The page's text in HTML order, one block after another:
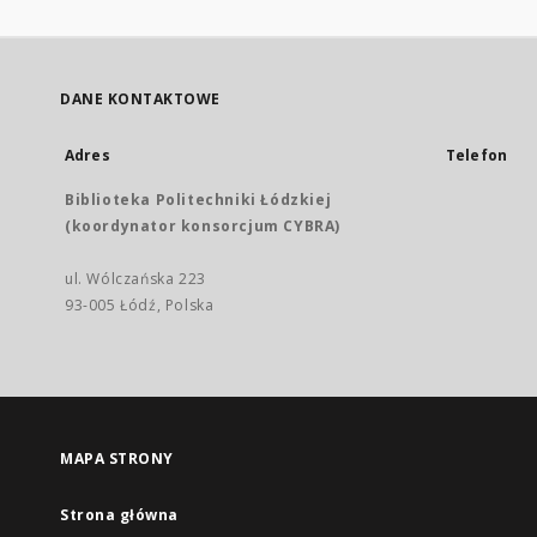
DANE KONTAKTOWE
Adres
Biblioteka Politechniki Łódzkiej
(koordynator konsorcjum CYBRA)
ul. Wólczańska 223
93-005 Łódź, Polska
Telefon
MAPA STRONY
Strona główna